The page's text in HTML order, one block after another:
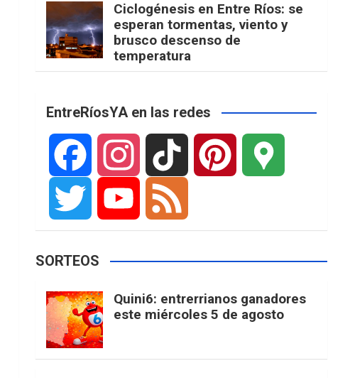
Ciclogénesis en Entre Ríos: se
esperan tormentas, viento y
brusco descenso de
temperatura
EntreRíosYA en las redes
F
e t
T
i u
SORTEOS
Quini6: entrerrianos ganadores
este miércoles 5 de agosto